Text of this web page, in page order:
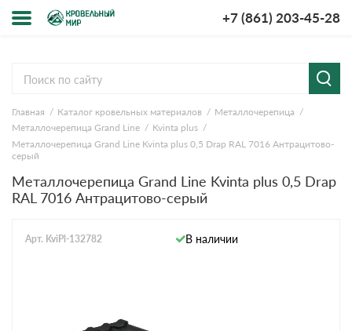
+7 (861) 203-45-28
компании
и оплата
ответы
Главная Каталог кровельных материалов
Металлочерепица
Металлочерепица Grand Line
Kvinta plus
Металлочерепица Grand Line Kvinta plus 0,5 Drap RAL 7016 Антрацитово-
серый
Металлочерепица Grand Line Kvinta plus 0,5 Drap
RAL 7016 Антрацитово-серый
Арт. KviPl-132782 В наличии